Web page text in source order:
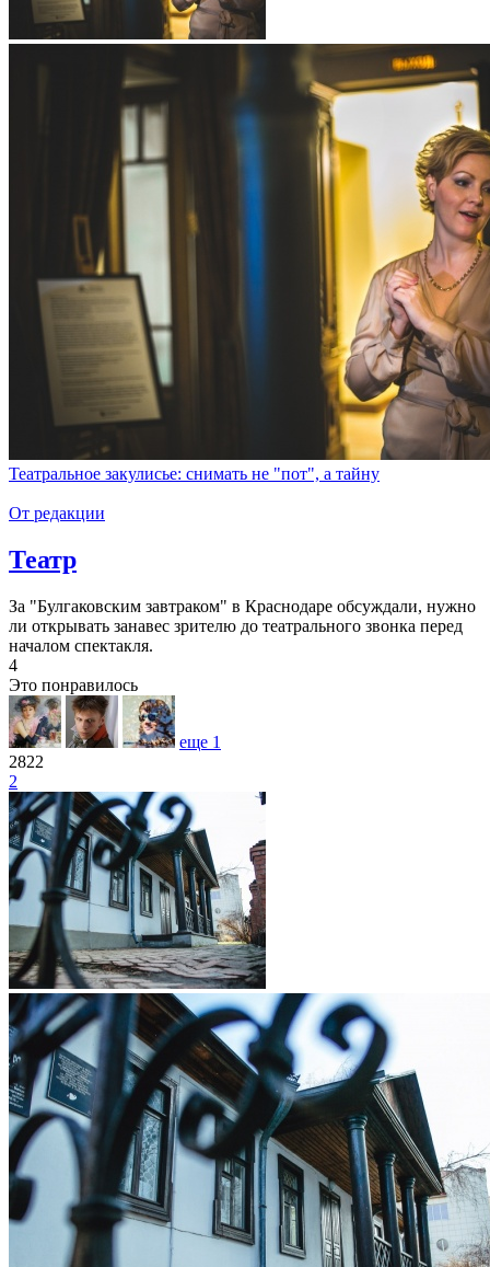
Театральное закулисье: снимать не "пот", а тайну
От редакции
Театр
За "Булгаковским завтраком" в Краснодаре обсуждали, нужно
ли открывать занавес зрителю до театрального звонка перед
началом спектакля.
4
Это понравилось
еще 1
2822
2